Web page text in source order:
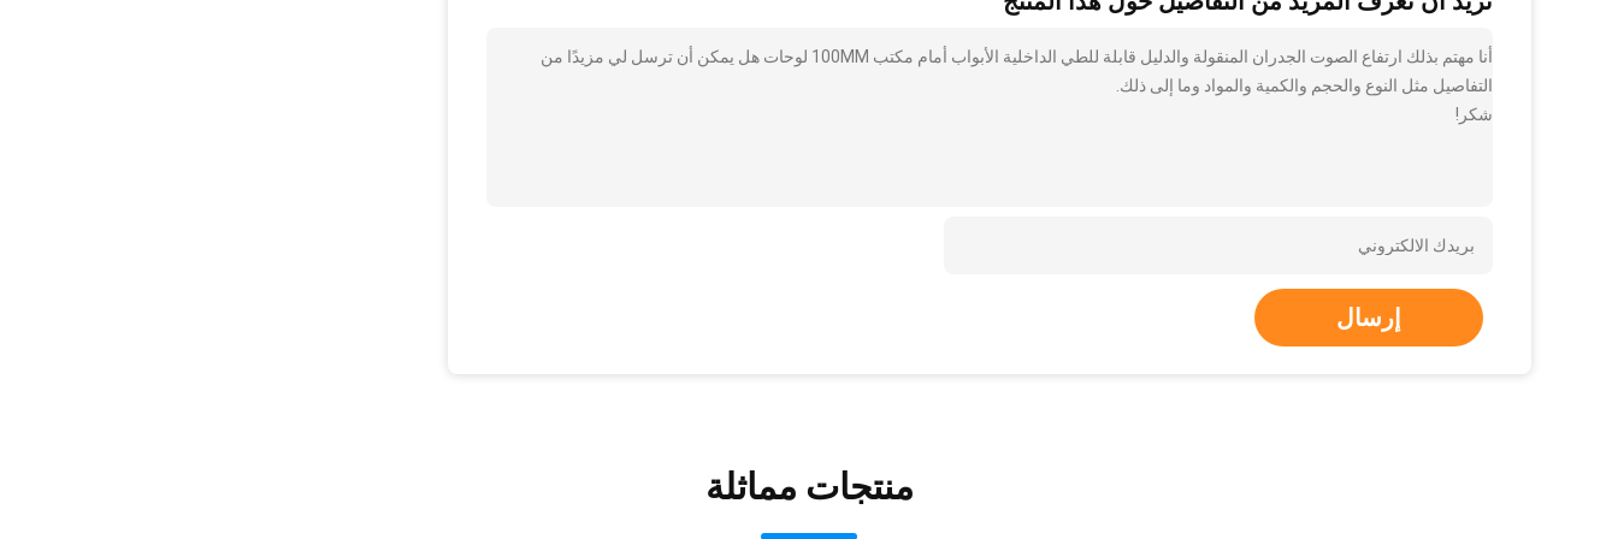
أنا مهتم بذلك ارتفاع الصوت الجدران المنقولة والدليل قابلة للطي الداخلية الأبواب أمام مكتب 100MM لوحات هل يمكن أن ترسل لي مزيدًا من
التفاصيل مثل النوع والحجم والكمية والمواد وما إلى ذلك.
شكر!
إرسال
منتجات مماثلة